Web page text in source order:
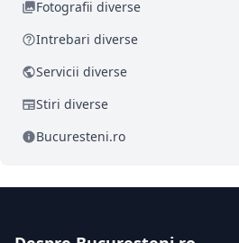
Fotografii diverse
Intrebari diverse
Servicii diverse
Stiri diverse
Bucuresteni.ro